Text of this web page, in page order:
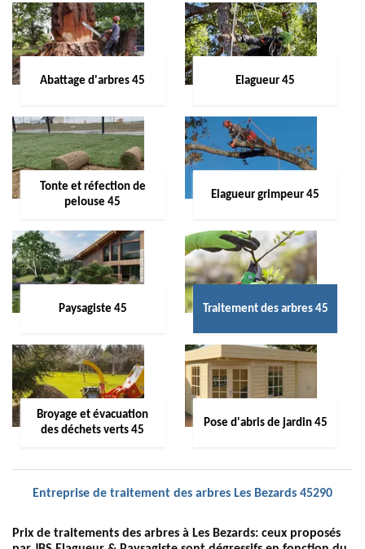
Abattage d'arbres 45 Elagueur 45
Tonte et réfection de
pelouse 45
Elagueur grimpeur 45
Paysagiste 45 Traitement des arbres 45
Broyage et évacuation
des déchets verts 45
Pose d'abris de jardin 45
Entreprise de traitement des arbres Les Bezards 45290
Prix de traitements des arbres à Les Bezards: ceux proposés